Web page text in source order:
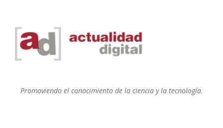
Promoviendo el conocimiento de la ciencia y la tecnología.